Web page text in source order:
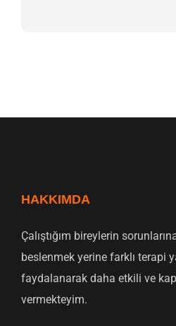
HAKKIMDA
Çalıştığım bireylerin
beslenmek yerine farklı terapi
faydalanarak daha etkili ve
vermekteyim.